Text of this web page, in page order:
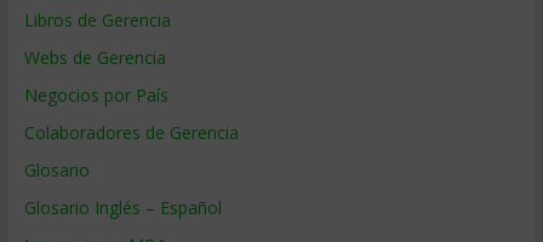
Libros de Gerencia
Webs de Gerencia
Negocios por País
Colaboradores de Gerencia
Glosario
Glosario Inglés – Español